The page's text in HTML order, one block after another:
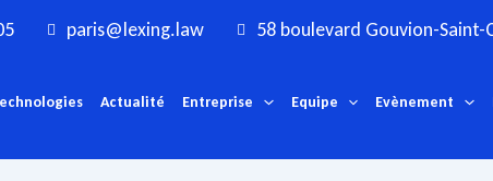
paris@lexing.law 58 boulevard Gouvion-Saint-
Actualité Entreprise Equipe Evènement